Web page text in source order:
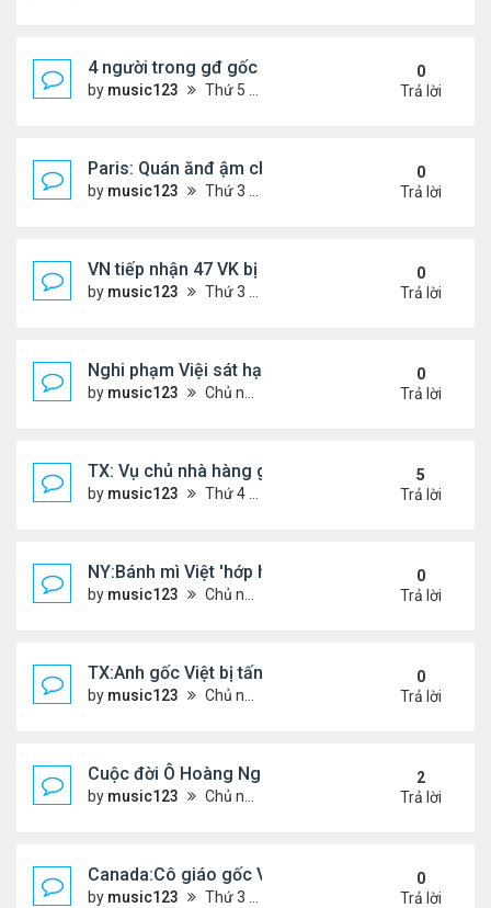
4 người trong gđ gốc Việt thiệt mạng vì tai nạn xe
by music123 Thứ 5 Tháng 8 06, 2026 4:06 pm
0
Trả lời
Paris: Quán ănđ ậm chất Việt đông kín khách chờ
by music123 Thứ 3 Tháng 8 04, 2026 5:31 pm
0
Trả lời
VN tiếp nhận 47 VK bị Mỹ trục xuất, Công an
by music123 Thứ 3 Tháng 8 04, 2026 5:09 pm
0
Trả lời
Nghi phạm Việi sát hại cụ bà 91 tuổi, phi tang xác
by music123 Chủ nhật Tháng 8 02, 2026 6:14 pm
0
Trả lời
TX: Vụ chủ nhà hàng gốc Việt cùng hai con bị
by music123 Thứ 4 Tháng 5 06, 2026 4:53 am
5
Trả lời
NY:Bánh mì Việt 'hớp hồn' thực khách Mỹ
by music123 Chủ nhật Tháng 7 26, 2026 4:58 pm
0
Trả lời
TX:Anh gốc Việt bị tấn công dã man, khó qua khỏi
by music123 Chủ nhật Tháng 7 26, 2026 4:24 pm
0
Trả lời
Cuộc đời Ô Hoàng Ngành Nails Tại Mỹ
by music123 Chủ nhật Tháng 7 26, 2026 4:17 pm
2
Trả lời
Canada:Cô giáo gốc Việt bị chồng sát hại
by music123 Thứ 3 Tháng 7 21, 2026 4:56 pm
0
Trả lời